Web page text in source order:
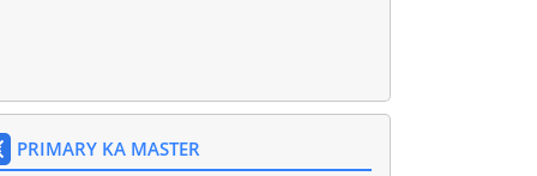
PRIMARY KA MASTER